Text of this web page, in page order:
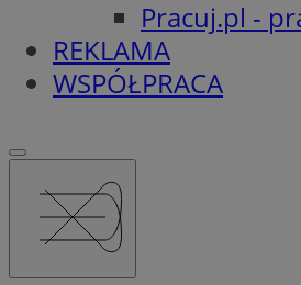
Pracuj.pl -
REKLAMA
WSPÓŁPRACA